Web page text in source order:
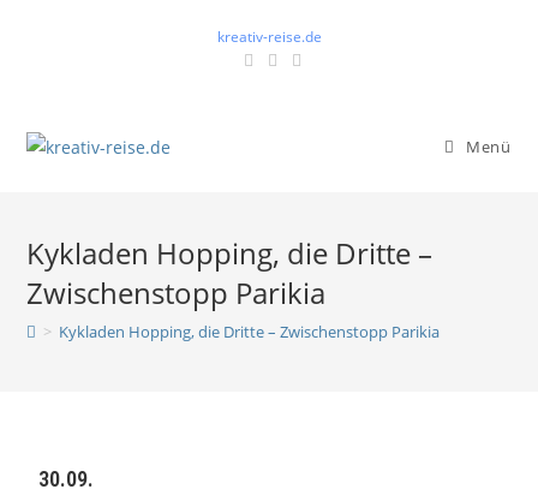
kreativ-reise.de
Menü
Kykladen Hopping, die Dritte –
Zwischenstopp Parikia
> Kykladen Hopping, die Dritte – Zwischenstopp Parikia
30.09.